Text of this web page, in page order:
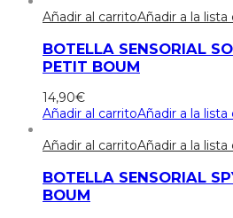
Añadir al carritoAñadir a la
BOTELLA SENSORIAL
PETIT BOUM
14,90€
Añadir al carritoAñadir a la
Añadir al carritoAñadir a la
BOTELLA SENSORIAL
BOUM